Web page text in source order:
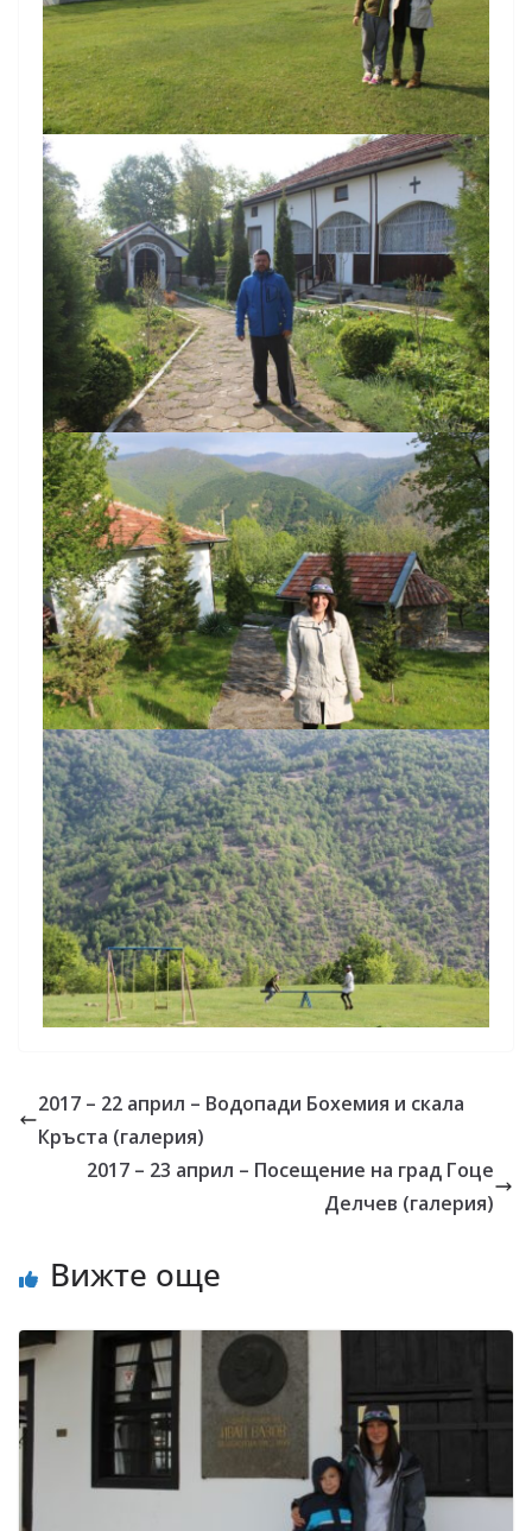
2017 – 22 април – Водопади Бохемия и скала
Кръста (галерия)
2017 – 23 април – Посещение на град Гоце
Делчев (галерия)
Вижте още